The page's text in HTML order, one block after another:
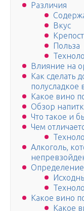
Различия
Вкус
Польза
Влияние на
Как сделать
полусладкое
Какое вино
Обзор
Что такое и
Чем
Алкоголь,
Определение
Какое вино
Какое